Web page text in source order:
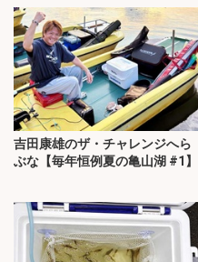
吉田康雄のザ・チャレンジへら
ぶな【毎年恒例夏の亀山湖 #1】